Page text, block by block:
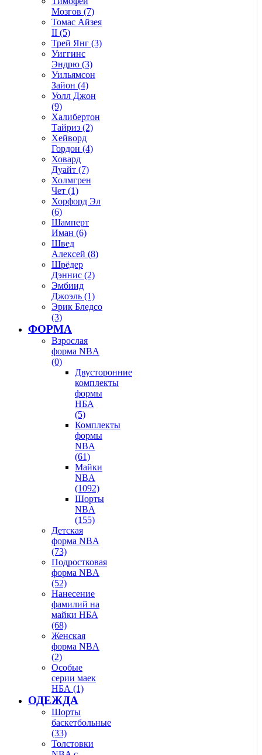
Мозгов (7)
Томас Айзея
II (5)
Трей Янг (3)
Уиггинс
Эндрю (3)
Уильямсон
Зайон (4)
Уолл Джон
(9)
Халибертон
Тайриз (2)
Хейворд
Гордон (4)
Ховард
Дуайт (7)
Холмгрен
Чет (1)
Хорфорд Эл
(6)
Шамперт
Иман (6)
Швед
Алексей (8)
Шрёдер
Дэннис (2)
Эмбиид
Джоэль (1)
Эрик Бледсо
(3)
ФОРМА
Взрослая
форма NBA
(0)
Двусторонние
комплекты
формы
НБА
(5)
Комплекты
формы
NBA
(61)
Майки
NBA
(1092)
Шорты
NBA
(155)
Детская
форма NBA
(73)
Подростковая
форма NBA
(52)
Нанесение
фамилий на
майки НБА
(68)
Женская
форма NBA
(2)
Особые
серии маек
НБА (1)
ОДЕЖДА
Шорты
баскетбольные
(33)
Толстовки